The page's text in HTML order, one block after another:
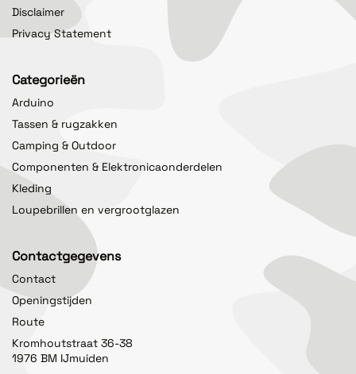
Disclaimer
Privacy Statement
Categorieën
Arduino
Tassen & rugzakken
Camping & Outdoor
Componenten & Elektronicaonderdelen
Kleding
Loupebrillen en vergrootglazen
Contactgegevens
Contact
Openingstijden
Route
Kromhoutstraat 36-38
1976 BM IJmuiden